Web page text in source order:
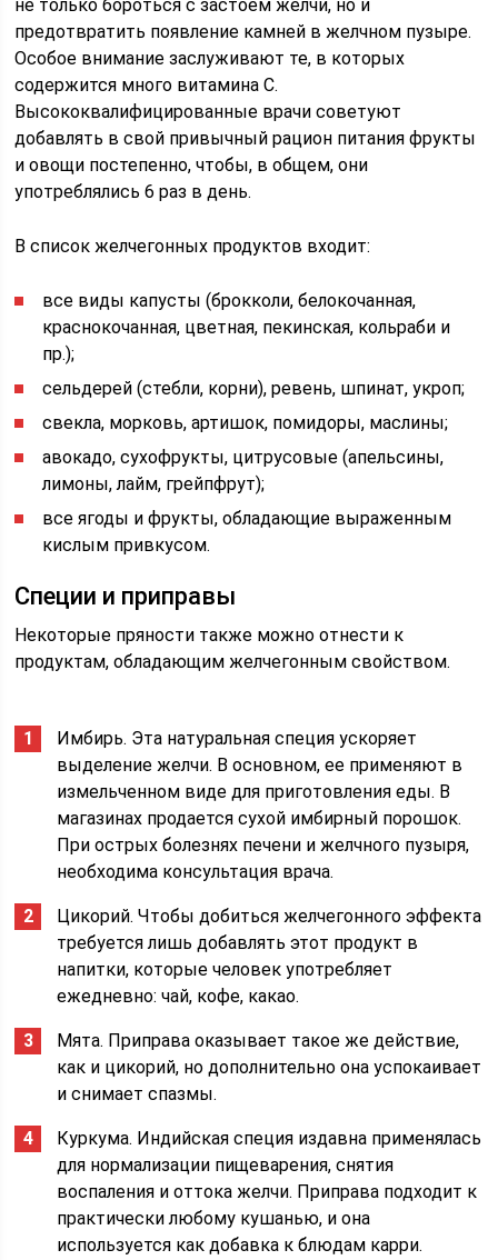
не только бороться с застоем желчи, но и
предотвратить появление камней в желчном пузыре.
Особое внимание заслуживают те, в которых
содержится много витамина С.
Высококвалифицированные врачи советуют
добавлять в свой привычный рацион питания фрукты
и овощи постепенно, чтобы, в общем, они
употреблялись 6 раз в день.
В список желчегонных продуктов входит:
все виды капусты (брокколи, белокочанная,
краснокочанная, цветная, пекинская, кольраби и
пр.);
сельдерей (стебли, корни), ревень, шпинат, укроп;
свекла, морковь, артишок, помидоры, маслины;
авокадо, сухофрукты, цитрусовые (апельсины,
лимоны, лайм, грейпфрут);
все ягоды и фрукты, обладающие выраженным
кислым привкусом.
Специи и приправы
Некоторые пряности также можно отнести к
продуктам, обладающим желчегонным свойством.
Имбирь. Эта натуральная специя ускоряет
выделение желчи. В основном, ее применяют в
измельченном виде для приготовления еды. В
магазинах продается сухой имбирный порошок.
При острых болезнях печени и желчного пузыря,
необходима консультация врача.
Цикорий. Чтобы добиться желчегонного эффекта
требуется лишь добавлять этот продукт в
напитки, которые человек употребляет
ежедневно: чай, кофе, какао.
Мята. Приправа оказывает такое же действие,
как и цикорий, но дополнительно она успокаивает
и снимает спазмы.
Куркума. Индийская специя издавна применялась
для нормализации пищеварения, снятия
воспаления и оттока желчи. Приправа подходит к
практически любому кушанью, и она
используется как добавка к блюдам карри.